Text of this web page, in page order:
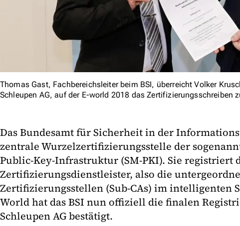
Thomas Gast, Fachbereichsleiter beim BSI, überreicht Volker
Schleupen AG, auf der E-world 2018 das Zertifizierungsschreiben
Das Bundesamt für Sicherheit in der
zentrale Wurzelzertifizierungsstelle der
Public-Key-Infrastruktur (SM-PKI). Sie registriert
Zertifizierungsdienstleister, also die
Zertifizierungsstellen (Sub-CAs) im intelligenten
World hat das BSI nun offiziell die finalen
Schleupen AG bestätigt.